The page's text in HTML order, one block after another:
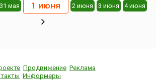
31 мая 1 июня 2 июня 3 июня 4 июня
Продвижение Реклама
Информеры